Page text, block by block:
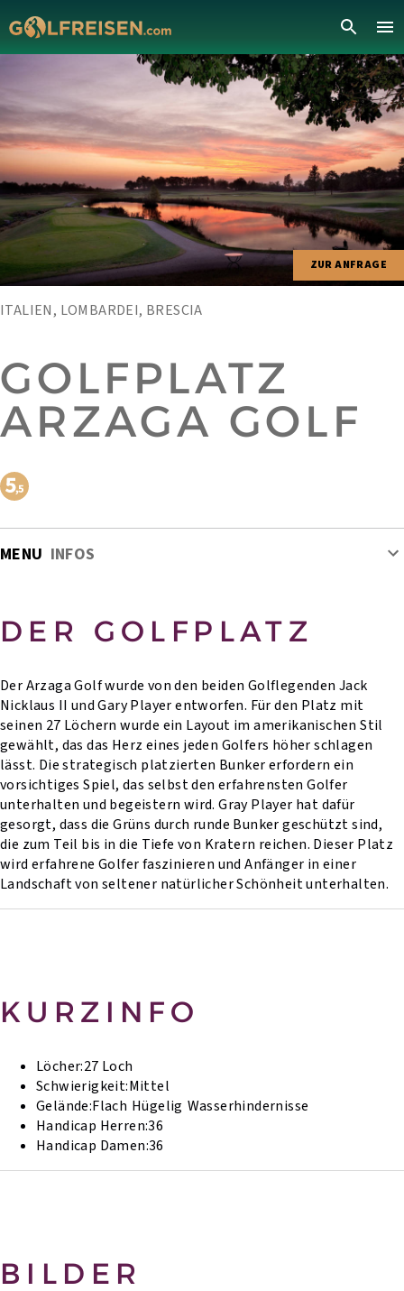
ZUR ANFRAGE
ITALIEN, LOMBARDEI, BRESCIA
GOLFPLATZ
ARZAGA GOLF
MENU INFOS
DER GOLFPLATZ
Der Arzaga Golf wurde von den beiden Golflegenden Jack
Nicklaus II und Gary Player entworfen. Für den Platz mit
seinen 27 Löchern wurde ein Layout im amerikanischen Stil
gewählt, das das Herz eines jeden Golfers höher schlagen
lässt. Die strategisch platzierten Bunker erfordern ein
vorsichtiges Spiel, das selbst den erfahrensten Golfer
unterhalten und begeistern wird. Gray Player hat dafür
gesorgt, dass die Grüns durch runde Bunker geschützt sind,
die zum Teil bis in die Tiefe von Kratern reichen. Dieser Platz
wird erfahrene Golfer faszinieren und Anfänger in einer
Landschaft von seltener natürlicher Schönheit unterhalten.
KURZINFO
Löcher:27 Loch
Schwierigkeit:Mittel
Gelände:Flach Hügelig Wasserhindernisse
Handicap Herren:36
Handicap Damen:36
BILDER